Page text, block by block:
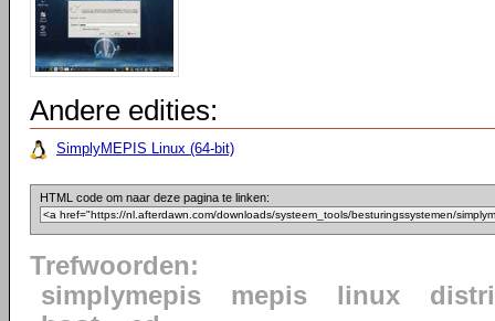
Andere edities:
SimplyMEPIS Linux (64-bit)
HTML code om naar deze pagina te linken:
Trefwoorden:
simplymepis
mepis linux